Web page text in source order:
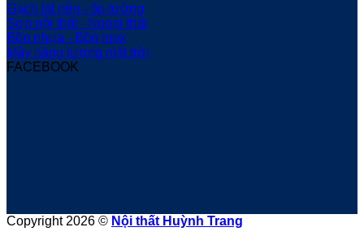
Gạch lát nền - ốp tường
Sơn nội thất - Ngoại thất
Bồn nhựa - Bồn Inox
Máy năng lượng mặt trời
FACEBOOK
Copyright 2026 © Nội thất Huỳnh Trang